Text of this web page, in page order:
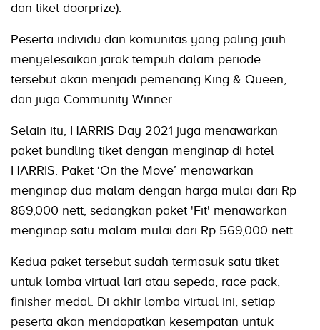
dan tiket doorprize).
Peserta individu dan komunitas yang paling jauh
menyelesaikan jarak tempuh dalam periode
tersebut akan menjadi pemenang King & Queen,
dan juga Community Winner.
Selain itu, HARRIS Day 2021 juga menawarkan
paket bundling tiket dengan menginap di hotel
HARRIS. Paket ‘On the Move’ menawarkan
menginap dua malam dengan harga mulai dari Rp
869,000 nett, sedangkan paket 'Fit' menawarkan
menginap satu malam mulai dari Rp 569,000 nett.
Kedua paket tersebut sudah termasuk satu tiket
untuk lomba virtual lari atau sepeda, race pack,
finisher medal. Di akhir lomba virtual ini, setiap
peserta akan mendapatkan kesempatan untuk